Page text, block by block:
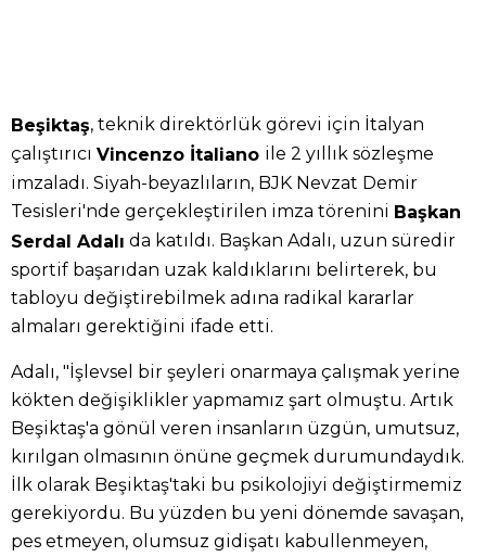
Beşiktaş, teknik direktörlük görevi için İtalyan
çalıştırıcı Vincenzo İtaliano ile 2 yıllık sözleşme
imzaladı. Siyah-beyazlıların, BJK Nevzat Demir
Tesisleri'nde gerçekleştirilen imza törenini Başkan
Serdal Adalı da katıldı. Başkan Adalı, uzun süredir
sportif başarıdan uzak kaldıklarını belirterek, bu
tabloyu değiştirebilmek adına radikal kararlar
almaları gerektiğini ifade etti.
Adalı, "İşlevsel bir şeyleri onarmaya çalışmak yerine
kökten değişiklikler yapmamız şart olmuştu. Artık
Beşiktaş'a gönül veren insanların üzgün, umutsuz,
kırılgan olmasının önüne geçmek durumundaydık.
İlk olarak Beşiktaş'taki bu psikolojiyi değiştirmemiz
gerekiyordu. Bu yüzden bu yeni dönemde savaşan,
pes etmeyen, olumsuz gidişatı kabullenmeyen,